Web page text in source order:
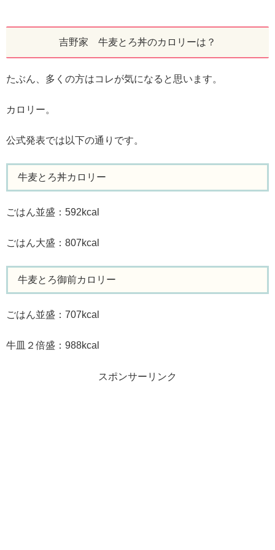
吉野家 牛麦とろ丼のカロリーは？
たぶん、多くの方はコレが気になると思います。
カロリー。
公式発表では以下の通りです。
牛麦とろ丼カロリー
ごはん並盛：592kcal
ごはん大盛：807kcal
牛麦とろ御前カロリー
ごはん並盛：707kcal
牛皿２倍盛：988kcal
スポンサーリンク